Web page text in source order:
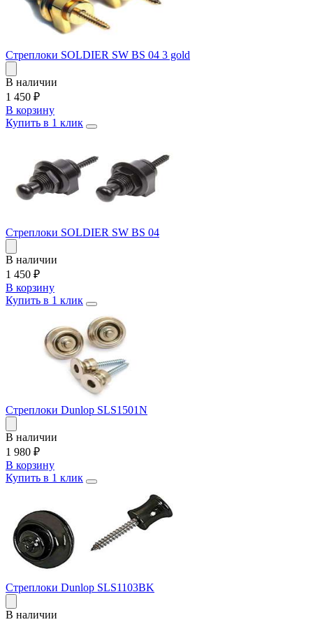
Стреплоки SOLDIER SW BS 04 3 gold
В наличии
1 450 ₽
В корзину
Купить в 1 клик
Стреплоки SOLDIER SW BS 04
В наличии
1 450 ₽
В корзину
Купить в 1 клик
Стреплоки Dunlop SLS1501N
В наличии
1 980 ₽
В корзину
Купить в 1 клик
Стреплоки Dunlop SLS1103BK
В наличии